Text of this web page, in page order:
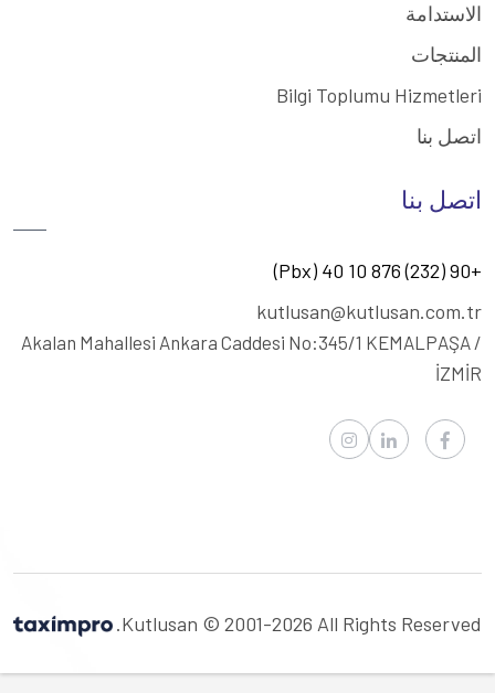
الاستدامة
المنتجات
Bilgi Toplumu Hizmetleri
اتصل بنا
اتصل بنا
+90 (232) 876 10 40 (Pbx)
kutlusan@kutlusan.com.tr
Akalan Mahallesi Ankara Caddesi No:345/1 KEMALPAŞA /
İZMİR
Kutlusan © 2001-2026 All Rights Reserved.